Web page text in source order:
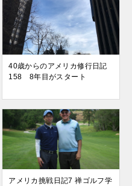
40歳からのアメリカ修行日記
158 8年目がスタート
アメリカ挑戦日記7 禅ゴルフ学